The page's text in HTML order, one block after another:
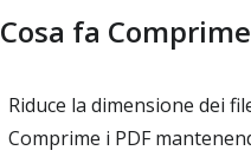
Cosa fa
Riduce la dimensione dei
Comprime i PDF